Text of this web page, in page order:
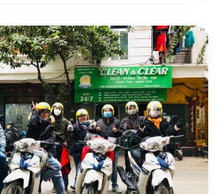
bạn tham khảo nhé.